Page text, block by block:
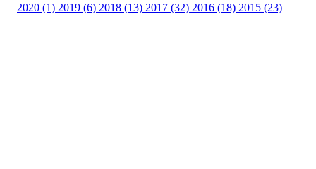
2020 (1) 2019 (6) 2018 (13) 2017 (32) 2016 (18) 2015 (23)